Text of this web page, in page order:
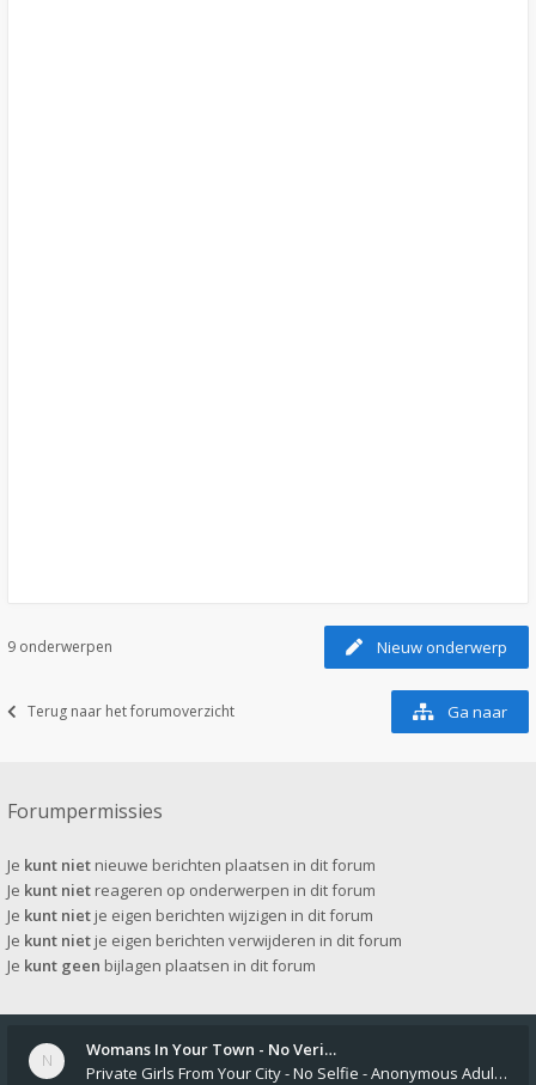
Nieuw onderwerp
9 onderwerpen
Terug naar het forumoverzicht Ga naar
Forumpermissies
Je kunt niet nieuwe berichten plaatsen in dit forum
Je kunt niet reageren op onderwerpen in dit forum
Je kunt niet je eigen berichten wijzigen in dit forum
Je kunt niet je eigen berichten verwijderen in dit forum
Je kunt geen bijlagen plaatsen in dit forum
Womans In Your Town - No Veri…
Private Girls From Your City - No Selfie - Anonymous Adult Dating https://privatedates.live Private Girls In Your